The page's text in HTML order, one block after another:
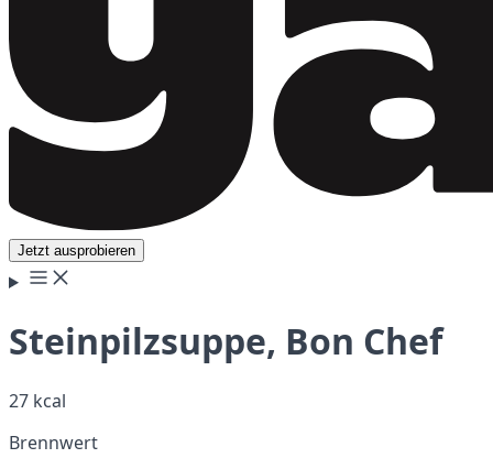
Jetzt ausprobieren
Steinpilzsuppe, Bon Chef
27 kcal
Brennwert